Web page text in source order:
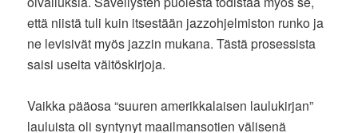
että niistä tuli kuin itsestään jazzohjelmiston runko ja
ne levisivät myös jazzin mukana. Tästä prosessista
saisi useita väitöskirjoja.
Vaikka pääosa “suuren amerikkalaisen laulukirjan”
lauluista oli syntynyt maailmansotien välisenä